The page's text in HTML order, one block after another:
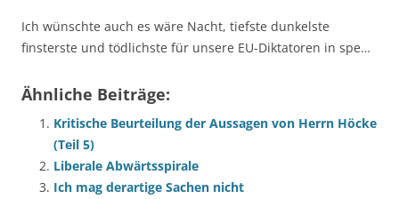
Ich wünschte auch es wäre Nacht, tiefste dunkelste
finsterste und tödlichste für unsere EU-Diktatoren in spe…
Ähnliche Beiträge:
Kritische Beurteilung der Aussagen von Herrn Höcke
(Teil 5)
Liberale Abwärtsspirale
Ich mag derartige Sachen nicht